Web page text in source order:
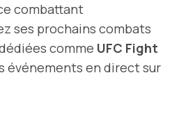
combattant
ses prochains combats
comme UFC Fight
événements en direct sur